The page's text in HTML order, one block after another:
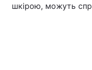
шкірою, можуть